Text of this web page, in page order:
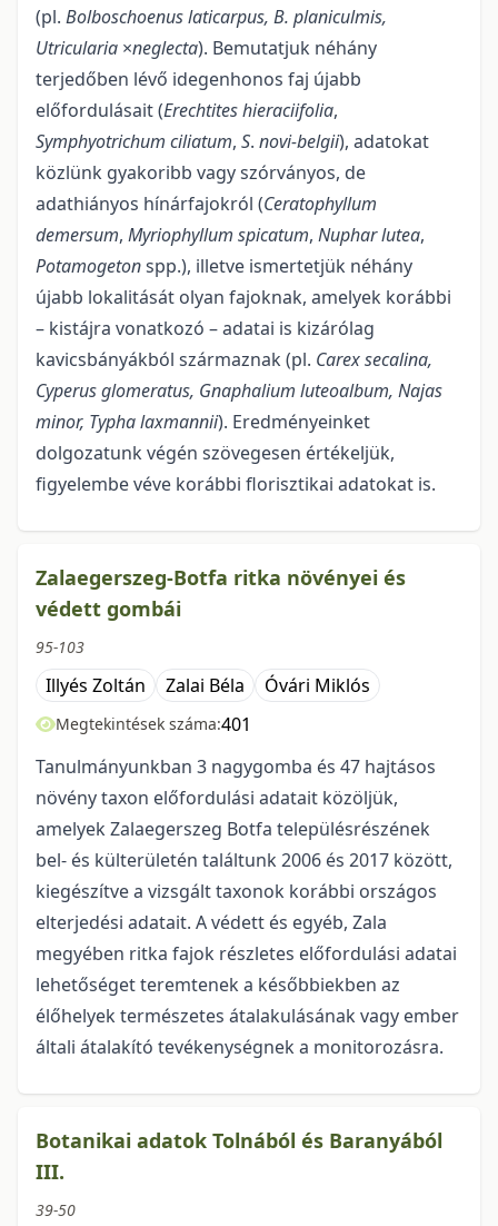
(pl. Bolboschoenus laticarpus, B. planiculmis,
Utricularia ×neglecta). Bemutatjuk néhány
terjedőben lévő ide­genhonos faj újabb
előfordulásait (Erechtites hieraciifolia,
Symphyotrichum ciliatum, S. novi-belgii), adato­kat
közlünk gyakoribb vagy szórványos, de
adathiányos hínárfajokról (Ceratophyllum
demersum, Myri­ophyllum spicatum, Nuphar lutea,
Potamogetonspp.), illetve ismertetjük néhány
újabb lokalitását olyan fajoknak, amelyek korábbi
– kistájra vonatkozó – adatai is kizárólag
kavicsbányákból származnak (pl. Carex secalina,
Cyperus glomeratus, Gnaphalium luteoalbum, Najas
minor, Typha laxmannii). Eredményein­ket
dolgozatunk végén szövegesen értékeljük,
figyelembe véve korábbi florisztikai adatokat is.
Zalaegerszeg-Botfa ritka növényei és
védett gombái
95-103
Illyés Zoltán Zalai Béla Óvári Miklós
Megtekintések száma:401
Tanulmányunkban 3 nagygomba és 47 hajtásos
növény taxon előfordulási adatait közöljük,
amelyek Zalaegerszeg Botfa településrészének
bel- és külterületén találtunk 2006 és 2017 között,
kiegészítve a vizsgált taxonok korábbi országos
elterjedési adatait. A védett és egyéb, Zala
megyében ritka fajok részletes előfordulási adatai
lehetőséget teremtenek a későbbiekben az
élőhelyek természetes átalakulásának vagy ember
általi átalakító tevékenységnek a monitorozásra.
Botanikai adatok Tolnából és Baranyából
III.
39-50